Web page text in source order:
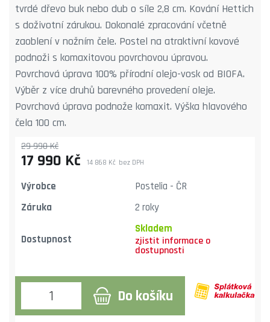
tvrdé dřevo buk nebo dub o síle 2,8 cm. Kování Hettich
s doživotní zárukou. Dokonalé zpracování včetně
zaoblení v nožním čele. Postel na atraktivní kovové
podnoži s komaxitovou povrchovou úpravou.
Povrchová úprava 100% přírodní olejo-vosk od BIOFA.
Výběr z více druhů barevného provedení oleje.
Povrchová úprava podnože komaxit. Výška hlavového
čela 100 cm.
17 990 Kč bez DPH
14 868 Kč
29 990 Kč
Výrobce
Postelia - ČR
Záruka
2 roky
Dostupnost
Skladem
Do košíku